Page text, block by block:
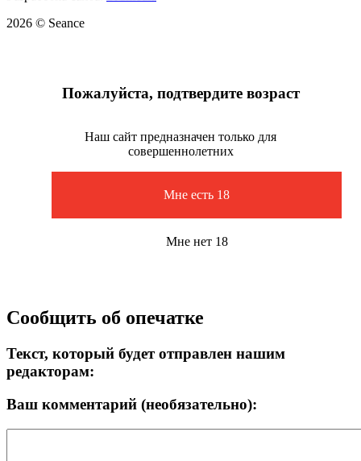
2026 © Seance
Пожалуйста, подтвердите возраст
Наш сайт предназначен только для
совершеннолетних
Мне есть 18
Мне нет 18
Сообщить об опечатке
Текст, который будет отправлен нашим
редакторам:
Ваш комментарий (необязательно):